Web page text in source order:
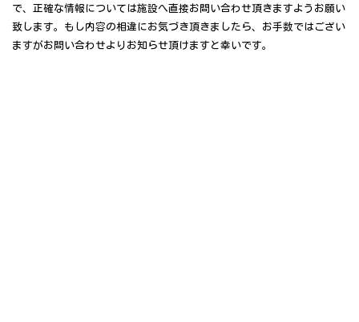
で、正確な情報については施設へ直接お問い合わせ頂きますようお願い
致します。もし内容の相違にお気づき頂きましたら、お手数ではござい
ますがお問い合わせよりお知らせ頂けますと幸いです。